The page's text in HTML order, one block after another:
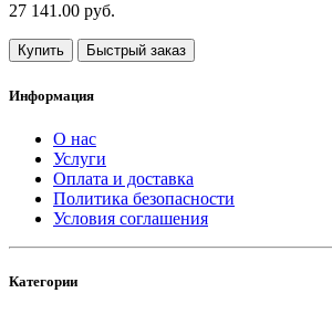
27 141.00 руб.
Купить Быстрый заказ
Информация
О нас
Услуги
Оплата и доставка
Политика безопасности
Условия соглашения
Категории